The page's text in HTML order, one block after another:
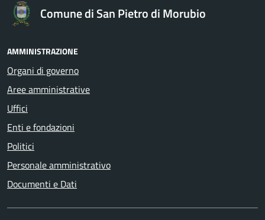
Comune di San Pietro di Morubio
AMMINISTRAZIONE
Organi di governo
Aree amministrative
Uffici
Enti e fondazioni
Politici
Personale amministrativo
Documenti e Dati